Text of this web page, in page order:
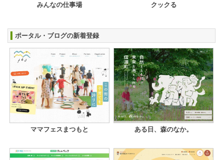
みんなの仕事場 クックる
ポータル・ブログの新着登録
ママフェスまつもと ある日、森のなか。